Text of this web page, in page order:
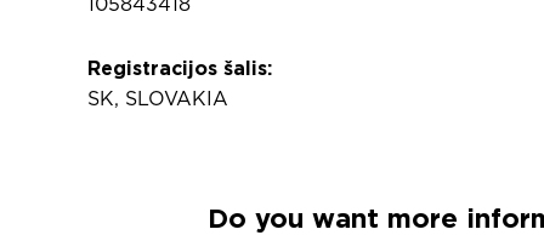
105843418
Registracijos šalis:
SK, SLOVAKIA
Do you want more